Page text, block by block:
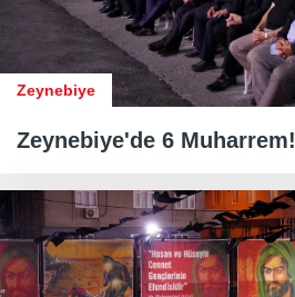
Zeynebiye
Zeynebiye'de 6 Muharrem!